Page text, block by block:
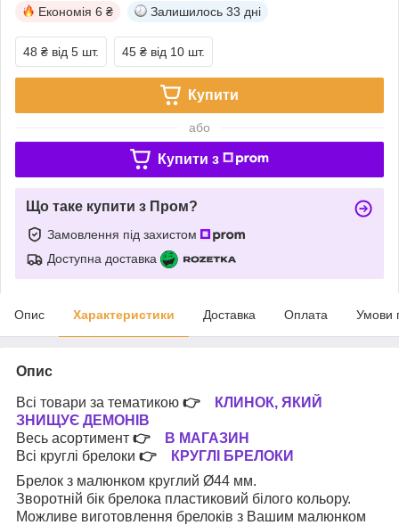
Економія 6 ₴ Залишилось 33 дні
48 ₴ від 5 шт. 45 ₴ від 10 шт.
Купити
або
Купити з
Що таке купити з Пром?
Замовлення під захистом
Доступна доставка
Опис Характеристики Доставка Оплата Умови
Опис
Всі товари за тематикою 👉
КЛИНОК, ЯКИЙ
ЗНИЩУЄ ДЕМОНІВ
Весь асортимент 👉
В МАГАЗИН
Всі круглі брелоки 👉
КРУГЛІ БРЕЛОКИ
Брелок з малюнком круглий Ø44 мм.
Зворотній бік брелока пластиковий білого кольору.
Можливе виготовлення брелоків з Вашим малюнком